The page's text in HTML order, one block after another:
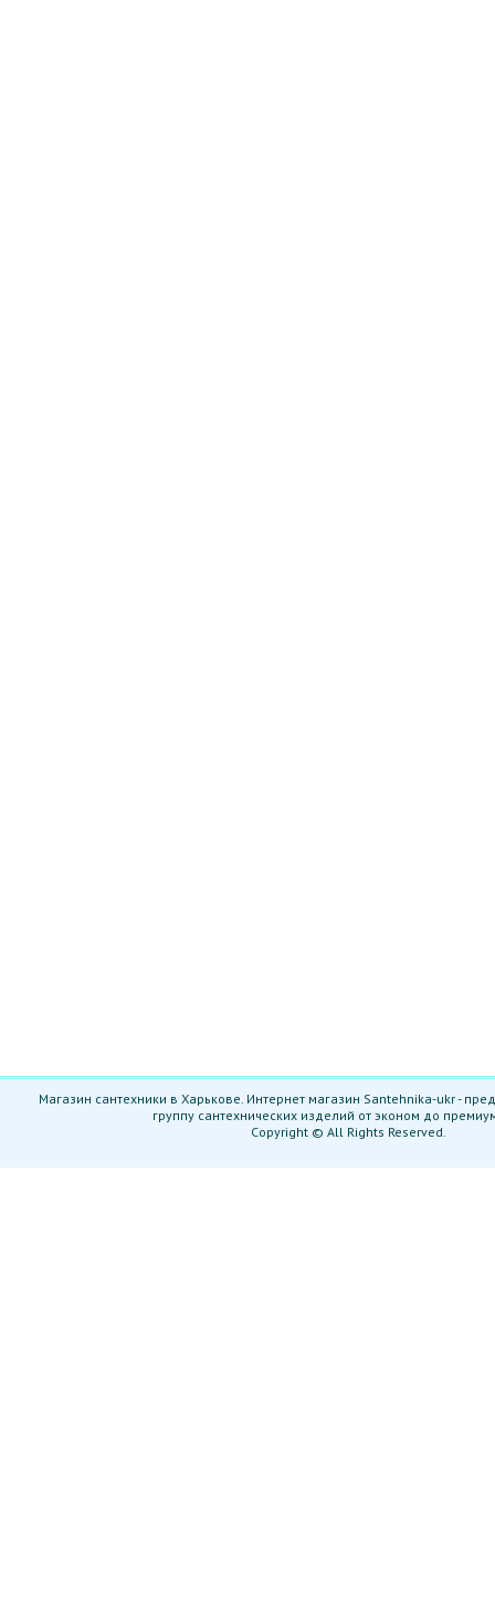
Магазин сантехники в Харькове. Интернет магазин Santehnika-ukr -
группу сантехнических изделий от эконом до
Copyright © All Rights Reserved.